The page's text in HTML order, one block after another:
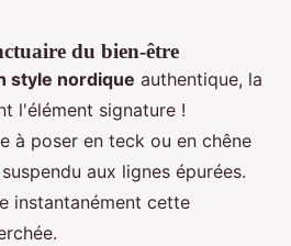
du bien-être
style nordique authentique, la
l'élément signature !
à poser en teck ou en chêne
aux lignes épurées.
instantanément cette